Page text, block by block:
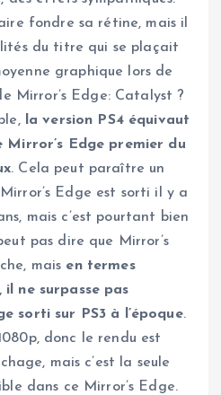
fondre sa rétine, mais il
du titre qui se plaçait
graphique lors de
Mirror’s Edge: Catalyst ?
la version PS4 équivaut
Mirror’s Edge premier du
. Cela peut paraître un
Edge est sorti il y a
mais c’est pourtant bien
pas dire que Mirror’s
mais en termes
ne surpasse pas
sorti sur PS3 à l’époque.
donc le rendu est
mais c’est la seule
dans ce Mirror’s Edge.